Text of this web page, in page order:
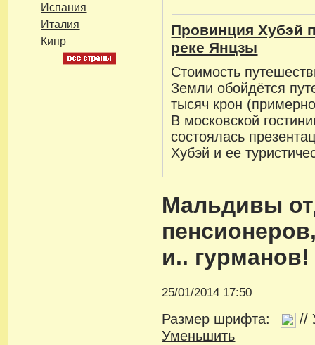
Испания
Италия
Кипр
Провинция Хубэй
реке Янцзы
Стоимость
Земли обойдётся
тысяч крон
В московской
состоялась
Хубэй и ее
Мальдивы
и.. гурманов!
25/01/2014 17:50
Размер шрифта: //
Уменьшить